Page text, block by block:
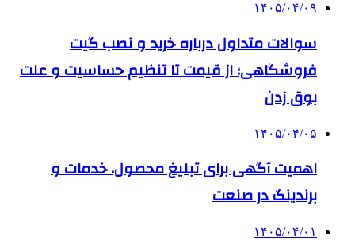
۱۴۰۵/۰۴/۰۹
سوالات متداول درباره خرید و نصب گیت
فروشگاهی؛ از قیمت تا تنظیم حساسیت و علت
بوق زدن
۱۴۰۵/۰۴/۰۵
اهمیت آگهی برای تبلیغ محصول، خدمات و
برندینگ در صنعت
۱۴۰۵/۰۴/۰۱